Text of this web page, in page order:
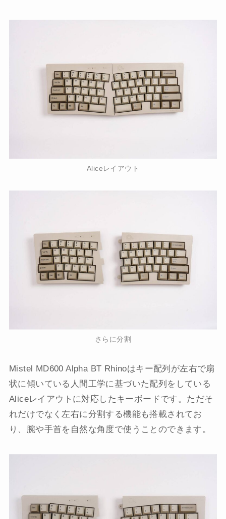
Aliceレイアウト
さらに分割
Mistel MD600 Alpha BT Rhinoはキー配列が左右で扇
状に傾いている人間工学に基づいた配列をしている
Aliceレイアウトに対応したキーボードです。ただそ
れだけでなく左右に分割する機能も搭載されてお
り、腕や手首を自然な角度で使うことのできます。